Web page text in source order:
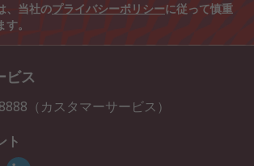
、当社のプライバシーポリシーに従って慎重
。
ビス
（カスタマーサービス）
ト